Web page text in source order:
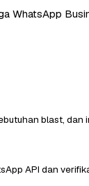
WhatsApp
blast, dan
API dan